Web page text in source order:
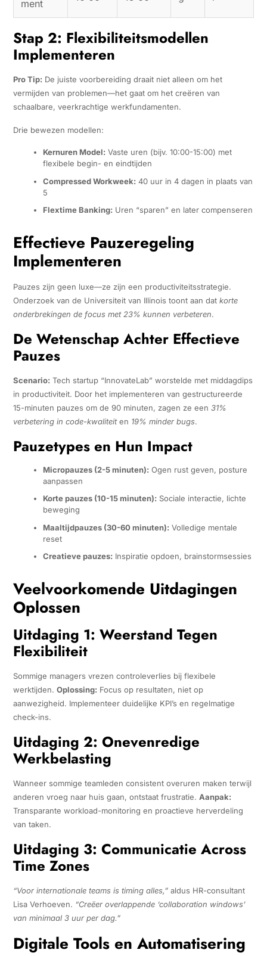
ment
Stap 2: Flexibiliteitsmodellen
Implementeren
Pro Tip: De juiste voorbereiding draait niet alleen om het
vermijden van problemen—het gaat om het creëren van
schaalbare, veerkrachtige werkfundamenten.
Drie bewezen modellen:
Kernuren Model: Vaste uren (bijv. 10:00-15:00) met
flexibele begin- en eindtijden
Compressed Workweek: 40 uur in 4 dagen in plaats van
5
Flextime Banking: Uren “sparen” en later compenseren
Effectieve Pauzeregeling
Implementeren
Pauzes zijn geen luxe—ze zijn een productiviteitsstrategie.
Onderzoek van de Universiteit van Illinois toont aan dat korte
onderbrekingen de focus met 23% kunnen verbeteren.
De Wetenschap Achter Effectieve
Pauzes
Scenario: Tech startup “InnovateLab” worstelde met middagdips
in productiviteit. Door het implementeren van gestructureerde
15-minuten pauzes om de 90 minuten, zagen ze een 31%
verbetering in code-kwaliteiten 19% minder bugs.
Pauzetypes en Hun Impact
Micropauzes (2-5 minuten): Ogen rust geven, posture
aanpassen
Korte pauzes (10-15 minuten): Sociale interactie, lichte
beweging
Maaltijdpauzes (30-60 minuten): Volledige mentale
reset
Creatieve pauzes: Inspiratie opdoen, brainstormsessies
Veelvoorkomende Uitdagingen
Oplossen
Uitdaging 1: Weerstand Tegen
Flexibiliteit
Sommige managers vrezen controleverlies bij flexibele
werktijden. Oplossing: Focus op resultaten, niet op
aanwezigheid. Implementeer duidelijke KPI’s en regelmatige
check-ins.
Uitdaging 2: Onevenredige
Werkbelasting
Wanneer sommige teamleden consistent overuren maken terwijl
anderen vroeg naar huis gaan, ontstaat frustratie. Aanpak:
Transparante workload-monitoring en proactieve herverdeling
van taken.
Uitdaging 3: Communicatie Across
Time Zones
“Voor internationale teams is timing alles,”aldus HR-consultant
Lisa Verhoeven. “Creëer overlappende ‘collaboration windows’
van minimaal 3 uur per dag.”
Digitale Tools en Automatisering